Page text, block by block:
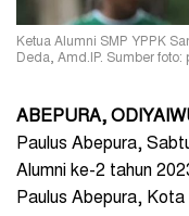
Ketua Alumni SMP YPPK
Deda, Amd.IP. Sumber
ABEPURA,
Paulus Abepura,
Alumni ke-2 tahun
Paulus Abepura,